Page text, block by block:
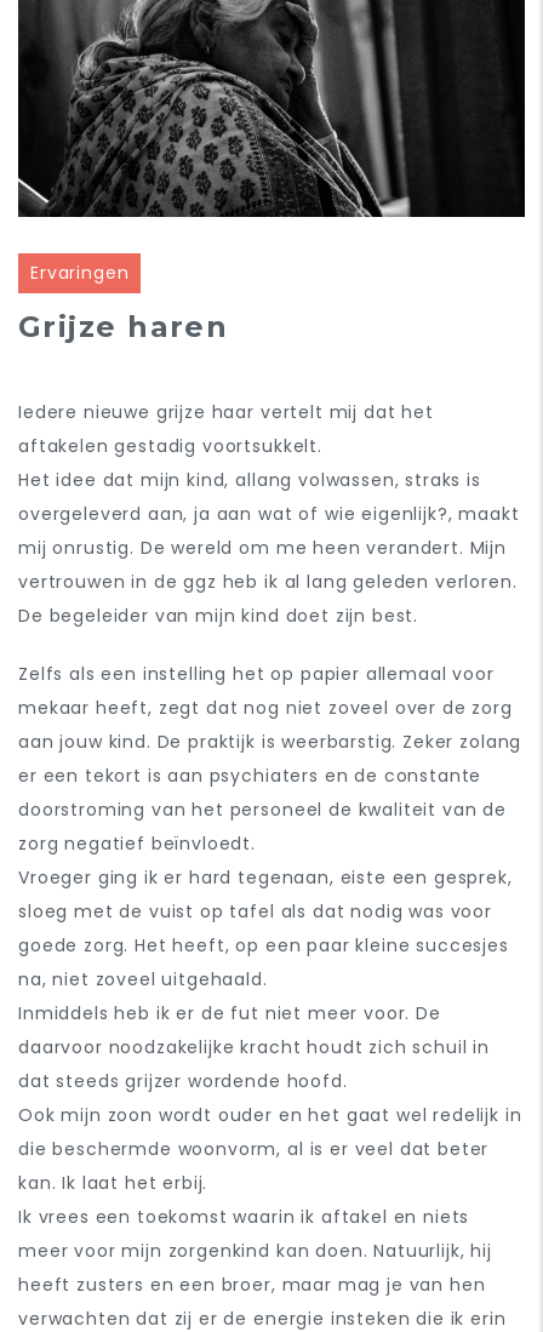
Ervaringen
Grijze haren
Iedere nieuwe grijze haar vertelt mij dat het
aftakelen gestadig voortsukkelt.
Het idee dat mijn kind, allang volwassen, straks is
overgeleverd aan, ja aan wat of wie eigenlijk?, maakt
mij onrustig. De wereld om me heen verandert. Mijn
vertrouwen in de ggz heb ik al lang geleden verloren.
De begeleider van mijn kind doet zijn best.
Zelfs als een instelling het op papier allemaal voor
mekaar heeft, zegt dat nog niet zoveel over de zorg
aan jouw kind. De praktijk is weerbarstig. Zeker zolang
er een tekort is aan psychiaters en de constante
doorstroming van het personeel de kwaliteit van de
zorg negatief beïnvloedt.
Vroeger ging ik er hard tegenaan, eiste een gesprek,
sloeg met de vuist op tafel als dat nodig was voor
goede zorg. Het heeft, op een paar kleine succesjes
na, niet zoveel uitgehaald.
Inmiddels heb ik er de fut niet meer voor. De
daarvoor noodzakelijke kracht houdt zich schuil in
dat steeds grijzer wordende hoofd.
Ook mijn zoon wordt ouder en het gaat wel redelijk in
die beschermde woonvorm, al is er veel dat beter
kan. Ik laat het erbij.
Ik vrees een toekomst waarin ik aftakel en niets
meer voor mijn zorgenkind kan doen. Natuurlijk, hij
heeft zusters en een broer, maar mag je van hen
verwachten dat zij er de energie insteken die ik erin